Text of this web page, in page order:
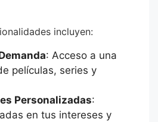
incluyen:
: Acceso a una
películas, series y
Personalizadas:
en tus intereses y